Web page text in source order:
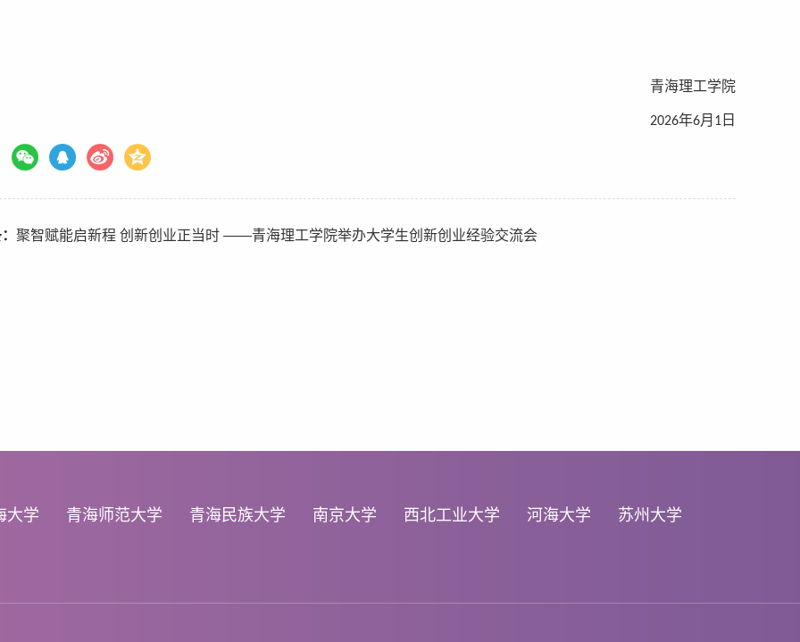
青海理工学院
2026年6月1日
聚智赋能启新程 创新创业正当时 ——青海理工学院举办大学生创新创业经验交流会
大学 青海师范大学 青海民族大学 南京大学 西北工业大学 河海大学 苏州大学